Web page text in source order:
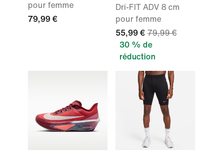
pour femme
79,99 €
Dri-FIT ADV 8 cm
pour femme
55,99 € 79,99 €
30 % de
réduction